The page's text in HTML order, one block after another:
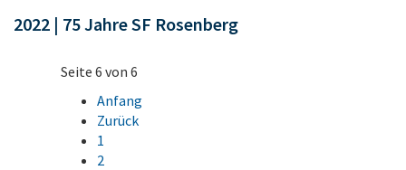
2022 | 75 Jahre SF Rosenberg
Seite 6 von 6
Anfang
Zurück
1
2